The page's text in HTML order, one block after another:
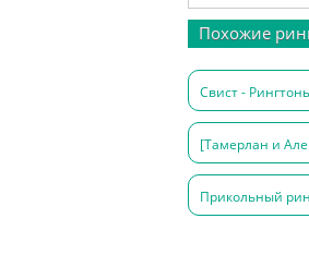
Похожие
Свист -
[Тамерлан и
Прикольный